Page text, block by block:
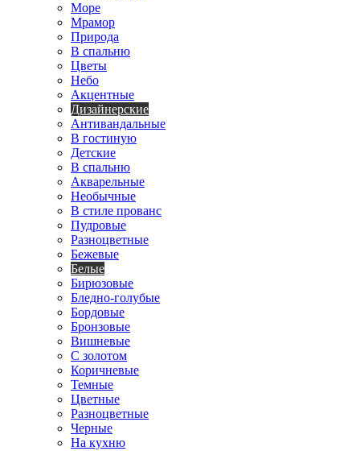
Море
Мрамор
Природа
В спальню
Цветы
Небо
Акцентные
Дизайнерские
Антивандальные
В гостиную
Детские
В спальню
Акварельные
Необычные
В стиле прованс
Пудровые
Разноцветные
Бежевые
Белые
Бирюзовые
Бледно-голубые
Бордовые
Бронзовые
Вишневые
С золотом
Коричневые
Темные
Цветные
Разноцветные
Черные
На кухню